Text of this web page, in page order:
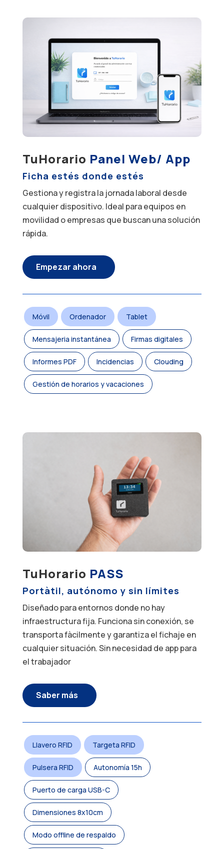
TuHorario Panel Web/ App
Ficha estés donde estés
Gestiona y registra la jornada laboral desde
cualquier dispositivo. Ideal para equipos en
movilidad o empresas que buscan una solución
rápida.
Empezar ahora
Móvil Ordenador Tablet
Mensajeria instantánea Firmas digitales
Informes PDF Incidencias Clouding
Gestión de horarios y vacaciones
TuHorario PASS
Portàtil, autónomo y sin límites
Diseñado para entornos donde no hay
infraestructura fija. Funciona sin conexión, se
transporta fàcilmente y garantiza el fichaje en
cualquier situación. Sin necesidad de app para
el trabajador
Saber más
Llavero RFID Targeta RFID
Pulsera RFID Autonomía 15h
Puerto de carga USB-C
Dimensiones 8x10cm
Modo offline de respaldo